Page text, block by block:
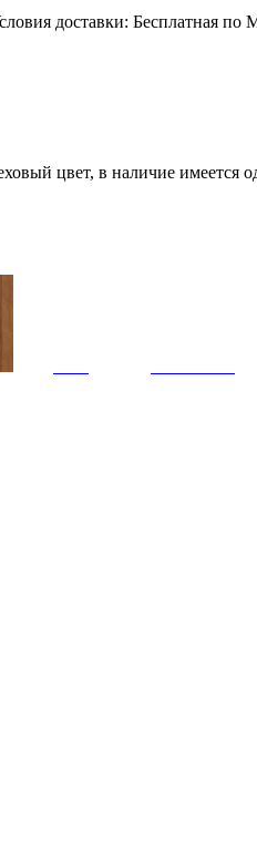
доставки: Бесплатная по
цвет, в наличие